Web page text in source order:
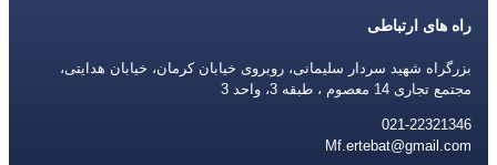
راه های ارتباطی
بزرگراه شهید سردار سلیمانی، روبروی خیابان کرمان، خیابان هدایتی،
مجتمع تجاری 14 معصوم ، طبقه 3، واحد 3
021-22321346
Mf.ertebat@gmail.com